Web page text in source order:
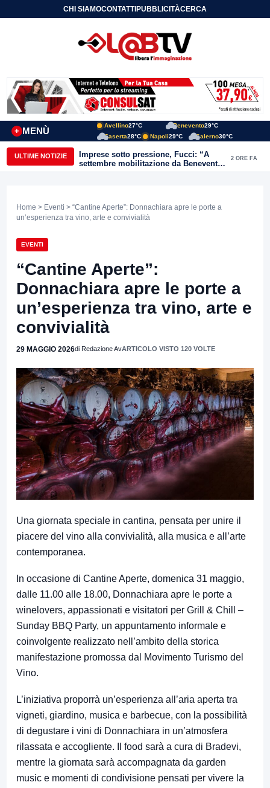
CHI SIAMOCONTATTIPUBBLICITÀCERCA
MENÙ
+
Avellino27°C Benevento29°C
Caserta28°C Napoli29°C Salerno30°C
ULTIME NOTIZIE
Imprese sotto pressione, Fucci: “A
settembre mobilitazione da Benevento
e Avellino”
2 ORE FA
Home > Eventi > “Cantine Aperte”: Donnachiara apre le porte a
un’esperienza tra vino, arte e convivialità
EVENTI
“Cantine Aperte”:
Donnachiara apre le porte a
un’esperienza tra vino, arte e
convivialità
29 MAGGIO 2026di Redazione AvARTICOLO VISTO 120 VOLTE
Una giornata speciale in cantina, pensata per unire il
piacere del vino alla convivialità, alla musica e all’arte
contemporanea.
In occasione di Cantine Aperte, domenica 31 maggio,
dalle 11.00 alle 18.00, Donnachiara apre le porte a
winelovers, appassionati e visitatori per Grill & Chill –
Sunday BBQ Party, un appuntamento informale e
coinvolgente realizzato nell’ambito della storica
manifestazione promossa dal Movimento Turismo del
Vino.
L’iniziativa proporrà un’esperienza all’aria aperta tra
vigneti, giardino, musica e barbecue, con la possibilità
di degustare i vini di Donnachiara in un’atmosfera
rilassata e accogliente. Il food sarà a cura di Bradevi,
mentre la giornata sarà accompagnata da garden
music e momenti di condivisione pensati per vivere la